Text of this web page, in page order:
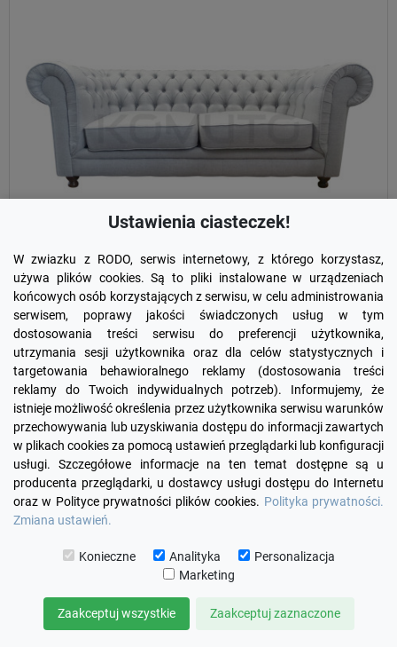
visibility
żółtyzielonyczerwony
czekoladowy
miętowy
błękitny
turkusowy
+24
Sofa Chesterfield w tkaninie Lady 3 os.
3 910,00 zł
DODAJ DO KOSZYKA
FacebookYouTube
Ustawienia ciasteczek!
W zwiazku z RODO, serwis internetowy, z którego korzystasz,
używa plików cookies. Są to pliki instalowane w urządzeniach
końcowych osób korzystających z serwisu, w celu administrowania
serwisem, poprawy jakości świadczonych usług w tym
dostosowania treści serwisu do preferencji użytkownika,
utrzymania sesji użytkownika oraz dla celów statystycznych i
targetowania behawioralnego reklamy (dostosowania treści
reklamy do Twoich indywidualnych potrzeb). Informujemy, że
istnieje możliwość określenia przez użytkownika serwisu warunków
przechowywania lub uzyskiwania dostępu do informacji zawartych
w plikach cookies za pomocą ustawień przeglądarki lub konfiguracji
usługi. Szczegółowe informacje na ten temat dostępne są u
producenta przeglądarki, u dostawcy usługi dostępu do Internetu
oraz w Polityce prywatności plików cookies. Polityka prywatności.
Zmiana ustawień.
Konieczne Analityka
Personalizacja
Marketing
Zaakceptuj wszystkie Zaakceptuj zaznaczone